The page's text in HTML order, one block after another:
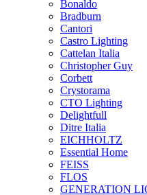
Bonaldo
Bradburn
Cantori
Castro Lighting
Cattelan Italia
Christopher Guy
Corbett
Crystorama
CTO Lighting
Delightfull
Ditre Italia
EICHHOLTZ
Essential Home
FEISS
FLOS
GENERATION